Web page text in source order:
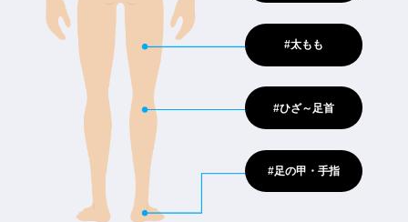
#太もも
#ひざ～足首
#足の甲・手指